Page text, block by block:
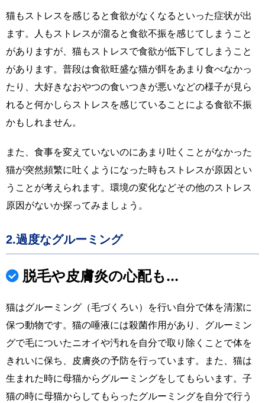
猫もストレスを感じると食欲がなくなるといった症状が出
ます。人もストレスが溜ると食欲不振を感じてしまうこと
がありますが、猫もストレスで食欲が低下してしまうこと
があります。普段は食欲旺盛な猫が餌をあまり食べなかっ
たり、大好きなおやつの食いつきが悪いなどの様子が見ら
れると何かしらストレスを感じていることによる食欲不振
かもしれません。
また、食事を変えていないのにあまり吐くことがなかった
猫が突然頻繁に吐くようになった時もストレスが原因とい
うことが考えられます。環境の変化などその他のストレス
原因がないか探ってみましょう。
2.過度なグルーミング
脱毛や皮膚炎の心配も...
猫はグルーミング（毛づくろい）を行い自分で体を清潔に
保つ動物です。猫の唾液には殺菌作用があり、グルーミン
グで毛についたニオイや汚れを自分で取り除くことで体を
きれいに保ち、皮膚炎の予防を行っています。また、猫は
生まれた時に母猫からグルーミングをしてもらいます。子
猫の時に母猫からしてもらったグルーミングを自分で行う